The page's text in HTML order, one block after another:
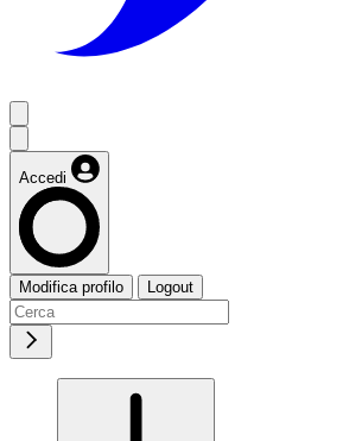
Accedi
Modifica profilo Logout